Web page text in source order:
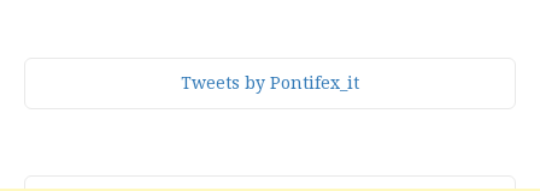
Tweets by Pontifex_it